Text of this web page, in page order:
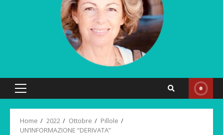
Primary
Home 2022 Ottobre
Pillole
UN’INFORMAZIONE “DERIVATA”